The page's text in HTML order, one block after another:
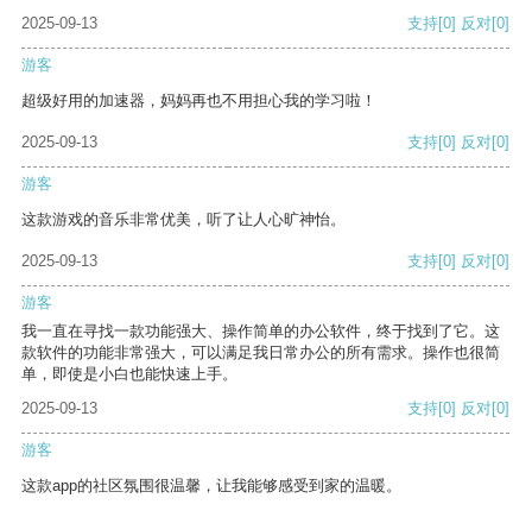
2025-09-13
支持[0] 反对[0]
游客
超级好用的加速器，妈妈再也不用担心我的学习啦！
2025-09-13 支持[0] 反对[0]
游客
这款游戏的音乐非常优美，听了让人心旷神怡。
2025-09-13 支持[0] 反对[0]
游客
我一直在寻找一款功能强大、操作简单的办公软件，终于找到了它。这
款软件的功能非常强大，可以满足我日常办公的所有需求。操作也很简
单，即使是小白也能快速上手。
2025-09-13
支持[0] 反对[0]
游客
这款app的社区氛围很温馨，让我能够感受到家的温暖。